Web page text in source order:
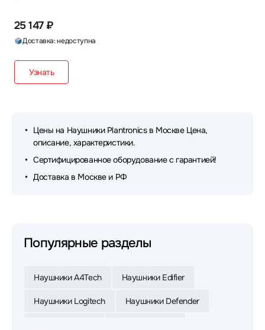
25 147 ₽
Доставка: недоступна
Узнать
Цены на Наушники Plantronics в Москве Цена,
описание, характеристики.
Сертифицированное оборудование с гарантией!
Доставка в Москве и РФ
Популярные разделы
Наушники A4Tech Наушники Edifier
Наушники Logitech Наушники Defender